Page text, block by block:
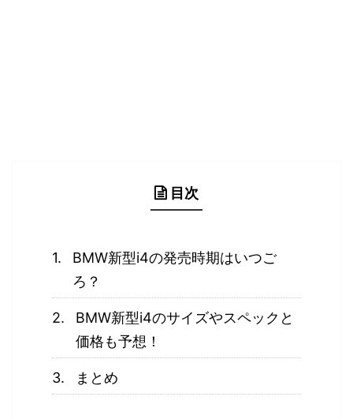
目次
BMW新型i4の発売時期はいつご
ろ？
BMW新型i4のサイズやスペックと
価格も予想！
まとめ